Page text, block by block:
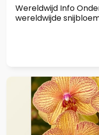
Wereldwijd Info
wereldwijde